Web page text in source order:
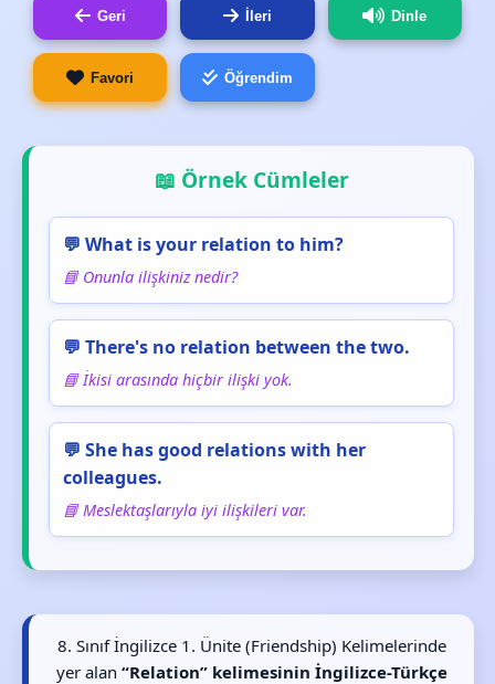
Geri İleri Dinle
Favori Öğrendim
📖 Örnek Cümleler
💬 What is your relation to him?
📘 Onunla ilişkiniz nedir?
💬 There's no relation between the two.
📘 İkisi arasında hiçbir ilişki yok.
💬 She has good relations with her
colleagues.
📘 Meslektaşlarıyla iyi ilişkileri var.
8. Sınıf İngilizce 1. Ünite (Friendship) Kelimelerinde
yer alan “Relation” kelimesinin İngilizce-Türkçe